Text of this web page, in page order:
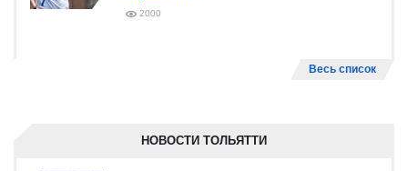
2000
Весь список
НОВОСТИ ТОЛЬЯТТИ